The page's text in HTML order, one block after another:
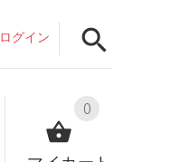
ログイン
0